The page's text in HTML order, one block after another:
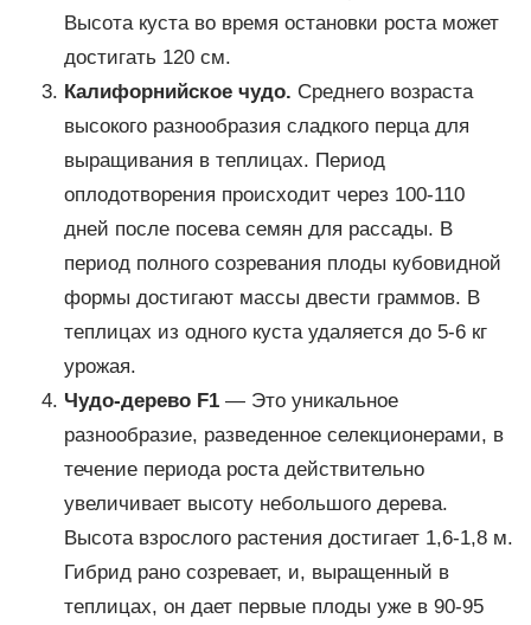
Высота куста во время остановки роста может
достигать 120 см.
Калифорнийское чудо. Среднего возраста
высокого разнообразия сладкого перца для
выращивания в теплицах. Период
оплодотворения происходит через 100-110
дней после посева семян для рассады. В
период полного созревания плоды кубовидной
формы достигают массы двести граммов. В
теплицах из одного куста удаляется до 5-6 кг
урожая.
Чудо-дерево F1— Это уникальное
разнообразие, разведенное селекционерами, в
течение периода роста действительно
увеличивает высоту небольшого дерева.
Высота взрослого растения достигает 1,6-1,8 м.
Гибрид рано созревает, и, выращенный в
теплицах, он дает первые плоды уже в 90-95